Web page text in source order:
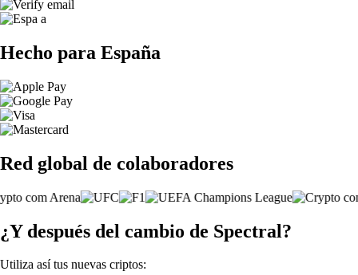
Hecho para España
Red global de colaboradores
¿Y después del cambio de Spectral?
Utiliza así tus nuevas criptos: